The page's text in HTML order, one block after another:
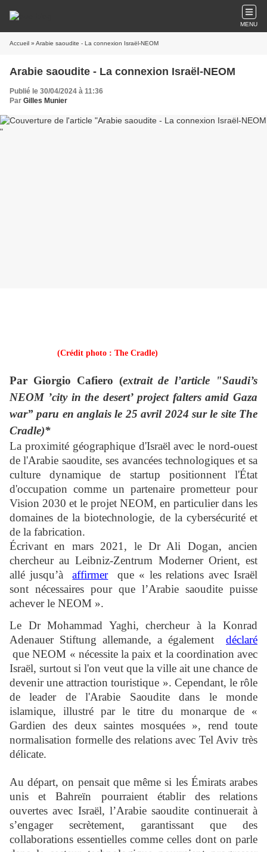
MENU
Accueil » Arabie saoudite - La connexion Israël-NEOM
Arabie saoudite - La connexion Israël-NEOM
Publié le 30/04/2024 à 11:36
Par Gilles Munier
(Crédit photo : The Cradle)
Par Giorgio Cafiero (extrait de l’article "Saudi’s
NEOM ’city in the desert’ project falters amid Gaza
war” paru en anglais le 25 avril 2024 sur le site The
Cradle)*
La proximité géographique d'Israël avec le nord-ouest
de l'Arabie saoudite, ses avancées technologiques et sa
culture dynamique de startup positionnent l'État
d'occupation comme un partenaire prometteur pour
Vision 2030 et le projet NEOM, en particulier dans les
domaines de la biotechnologie, de la cybersécurité et
de la fabrication.
Écrivant en mars 2021, le Dr Ali Dogan, ancien
chercheur au Leibniz-Zentrum Moderner Orient, est
allé jusqu’àaffirmerque « les relations avec Israël
sont nécessaires pour que l’Arabie saoudite puisse
achever le NEOM ».
Le Dr Mohammad Yaghi, chercheur à la Konrad
Adenauer Stiftung allemande, a également déclaré
que NEOM « nécessite la paix et la coordination avec
Israël, surtout si l'on veut que la ville ait une chance de
devenir une attraction touristique ». Cependant, le rôle
de leader de l'Arabie Saoudite dans le monde
islamique, illustré par le titre du monarque de «
Gardien des deux saintes mosquées », rend toute
normalisation formelle des relations avec Tel Aviv très
délicate.
Au départ, on pensait que même si les Émirats arabes
unis et Bahreïn pourraient établir des relations
ouvertes avec Israël, l’Arabie saoudite continuerait à
s’engager secrètement, garantissant que des
collaborations essentielles comme celles dont on parle